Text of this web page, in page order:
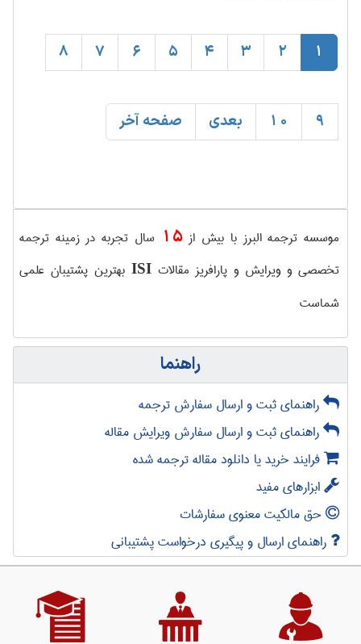
1
2
3
4
5
6
7
8
9
10 بعدی صفحه آخر
موسسه ترجمه البرز با بیش از15 سال تجربه در زمینه ترجمه
تخصصی و ویرایش و پارافریز مقالاتISI بهترین پشتیبان علمی
شماست
راهنما
راهنمای ثبت و ارسال سفارش ترجمه
راهنمای ثبت و ارسال سفارش ویرایش مقاله
فرایند خرید یا دانلود مقاله ترجمه شده
ابزارهای مفید
حق مالکیت معنوی سفارشات
راهنمای ارسال و پیگیری درخواست پشتیبانی